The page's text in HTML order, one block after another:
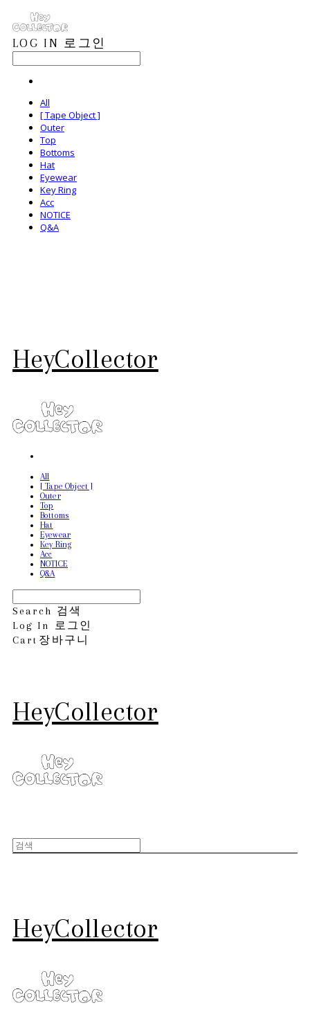
LOG IN 로그인
All
[ Tape Object ]
Outer
Top
Bottoms
Hat
Eyewear
Key Ring
Acc
NOTICE
Q&A
HeyCollector
All
[ Tape Object ]
Outer
Top
Bottoms
Hat
Eyewear
Key Ring
Acc
NOTICE
Q&A
Search 검색
Log In
로그인
Cart 장바구니
HeyCollector
HeyCollector